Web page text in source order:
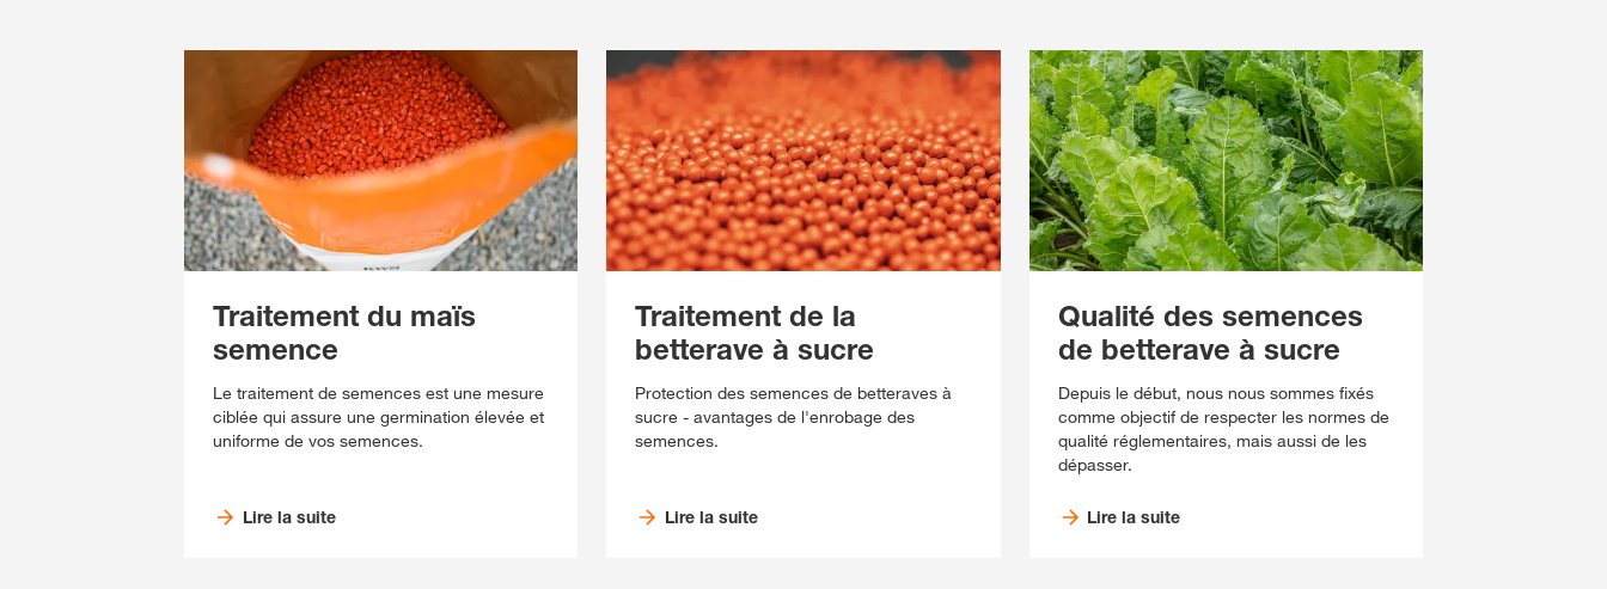
Traitement du maïs
semence
Le traitement de semences est une mesure
ciblée qui assure une germination élevée et
uniforme de vos semences.
Lire la suite
Traitement de la
betterave à sucre
Protection des semences de betteraves à
sucre - avantages de l'enrobage des
semences.
Lire la suite
Qualité des semences
de betterave à sucre
Depuis le début, nous nous sommes fixés
comme objectif de respecter les normes de
qualité réglementaires, mais aussi de les
dépasser.
Lire la suite